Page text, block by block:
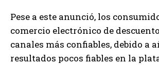
Pese a este anunció, los
comercio electrónico de
canales más confiables, debido a
resultados pocos fiables en la